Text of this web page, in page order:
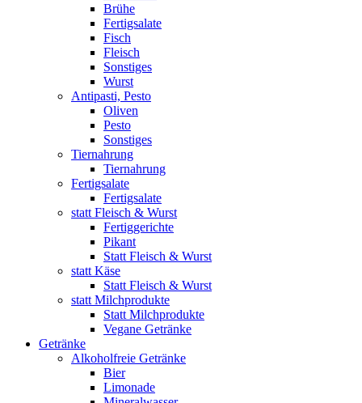
Brühe
Fertigsalate
Fisch
Fleisch
Sonstiges
Wurst
Antipasti, Pesto
Oliven
Pesto
Sonstiges
Tiernahrung
Tiernahrung
Fertigsalate
Fertigsalate
statt Fleisch & Wurst
Fertiggerichte
Pikant
Statt Fleisch & Wurst
statt Käse
Statt Fleisch & Wurst
statt Milchprodukte
Statt Milchprodukte
Vegane Getränke
Getränke
Alkoholfreie Getränke
Bier
Limonade